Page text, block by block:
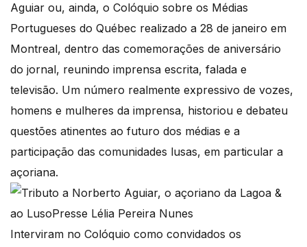
Aguiar ou, ainda, o Colóquio sobre os Médias
Portugueses do Québec realizado a 28 de janeiro em
Montreal, dentro das comemorações de aniversário
do jornal, reunindo imprensa escrita, falada e
televisão. Um número realmente expressivo de vozes,
homens e mulheres da imprensa, historiou e debateu
questões atinentes ao futuro dos médias e a
participação das comunidades lusas, em particular a
açoriana.
Interviram no Colóquio como convidados os